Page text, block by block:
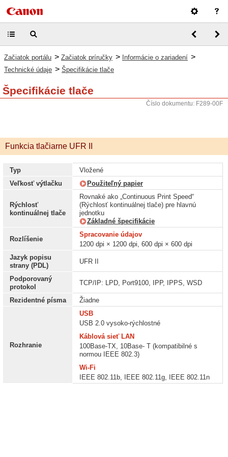
Začiatok portálu > Začiatok príručky > Informácie o zariadení >
Technické údaje > Špecifikácie tlače
Špecifikácie tlače
Číslo dokumentu: F289-00F
Funkcia tlačiarne UFR II
Typ
Vložené
Veľkosť výtlačku
Použiteľný papier
Rýchlosť
kontinuálnej tlače
Rovnaké ako „Continuous Print Speed“
(Rýchlosť kontinuálnej tlače) pre hlavnú
jednotku
Základné špecifikácie
Rozlíšenie
Spracovanie údajov
1200 dpi × 1200 dpi, 600 dpi × 600 dpi
Jazyk popisu
strany (PDL)
UFR II
Podporovaný
protokol
TCP/IP: LPD, Port9100, IPP, IPPS, WSD
Rezidentné písma Žiadne
Rozhranie
USB
USB 2.0 vysoko-rýchlostné
Káblová sieť LAN
100Base-TX, 10Base- T (kompatibilné s
normou IEEE 802.3)
Wi-Fi
IEEE 802.11b, IEEE 802.11g, IEEE 802.11n